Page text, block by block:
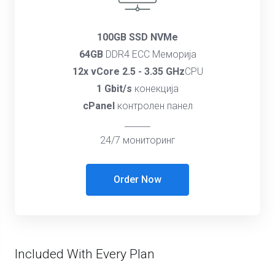
100GB SSD NVMe
64GBDDR4 ECC Меморија
12x vCore 2.5 - 3.35 GHzCPU
1 Gbit/s конекција
cPanelконтролен панел
24/7 мониторинг
Order Now
Included With Every Plan